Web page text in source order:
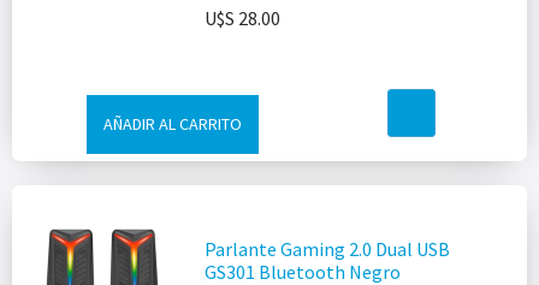
U$S 28.00
AÑADIR AL CARRITO
Parlante Gaming 2.0 Dual USB
GS301 Bluetooth Negro